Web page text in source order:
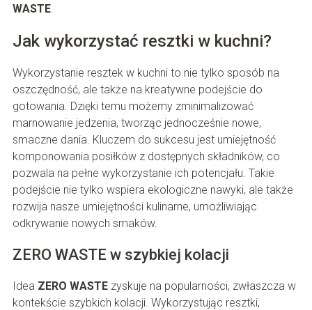
WASTE.
Jak wykorzystać resztki w kuchni?
Wykorzystanie resztek w kuchni to nie tylko sposób na
oszczędność, ale także na kreatywne podejście do
gotowania. Dzięki temu możemy zminimalizować
marnowanie jedzenia, tworząc jednocześnie nowe,
smaczne dania. Kluczem do sukcesu jest umiejętność
komponowania posiłków z dostępnych składników, co
pozwala na pełne wykorzystanie ich potencjału. Takie
podejście nie tylko wspiera ekologiczne nawyki, ale także
rozwija nasze umiejętności kulinarne, umożliwiając
odkrywanie nowych smaków.
ZERO WASTE w szybkiej kolacji
Idea ZERO WASTEzyskuje na popularności, zwłaszcza w
kontekście szybkich kolacji. Wykorzystując resztki,